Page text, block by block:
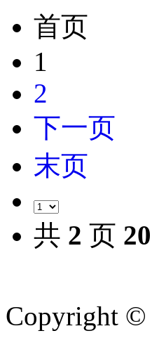
首页
1
2
下一页
末页
共 2 页 20
Copyright